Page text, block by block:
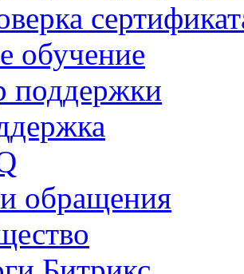
обучение
поддержки
обращения